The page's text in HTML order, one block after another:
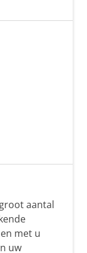
aantal
met u
uw